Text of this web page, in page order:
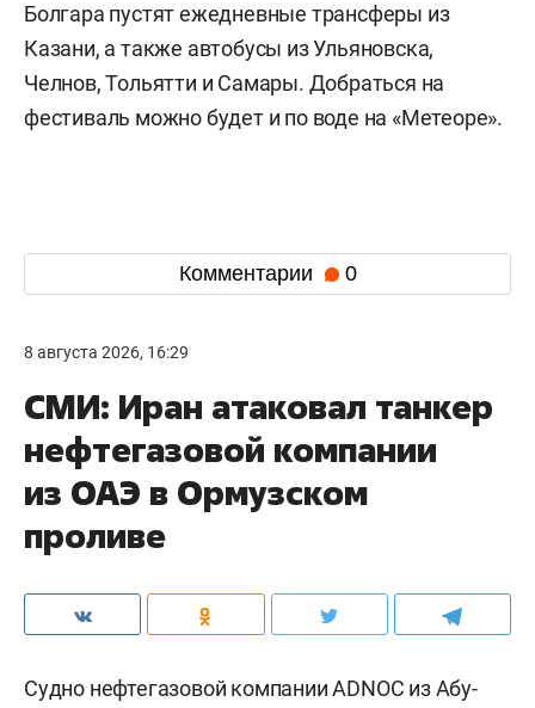
Болгара пустят ежедневные трансферы из
Казани, а также автобусы из Ульяновска,
Челнов, Тольятти и Самары. Добраться на
фестиваль можно будет и по воде на «Метеоре».
Комментарии 0
8 августа 2026, 16:29
СМИ: Иран атаковал танкер
нефтегазовой компании
из ОАЭ в Ормузском
проливе
Судно нефтегазовой компании ADNOC из Абу-